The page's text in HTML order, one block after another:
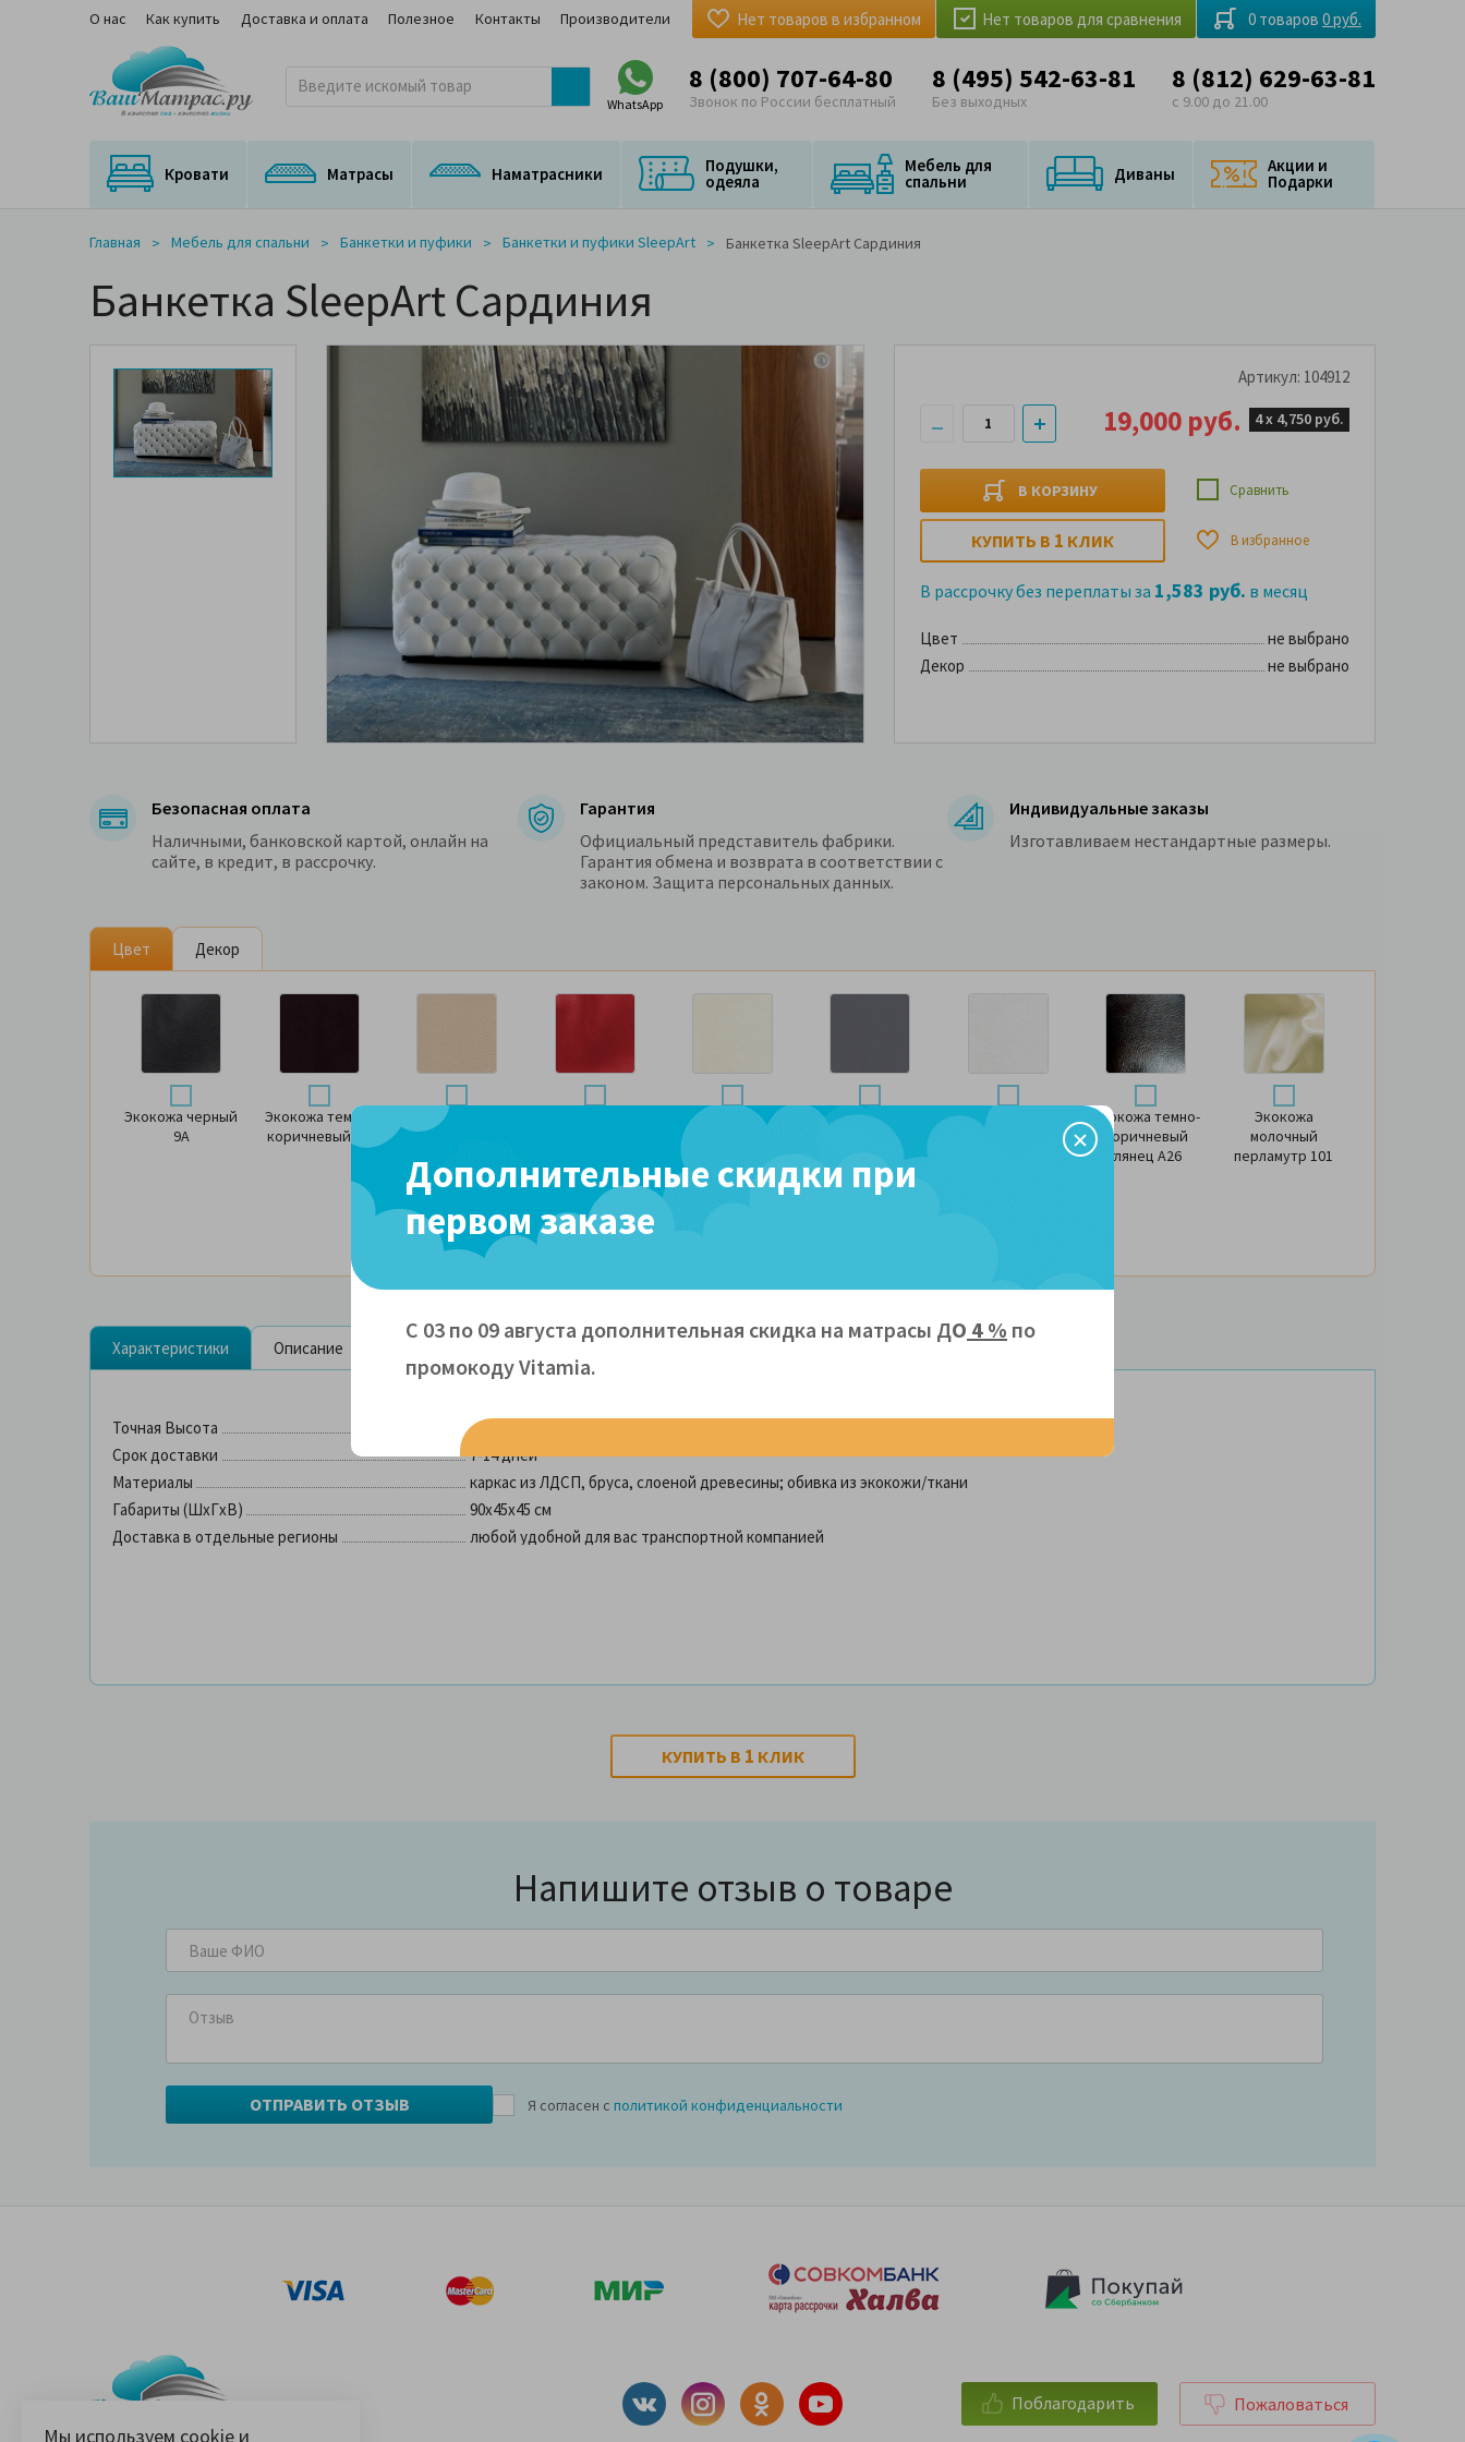
О нас Как купить Доставка и оплата Полезное Контакты Производители Нет товаров для сравнения
Нет товаров в избранном 0 товаров 0 руб.
WhatsApp
8 (800) 707-64-80
Звонок по России бесплатный
8 (495) 542-63-81
Без выходных
8 (812) 629-63-81
с 9.00 до 21.00
Кровати Матрасы Наматрасники Подушки,
одеяла
Мебель для
спальни Диваны Акции и
Подарки
Главная Мебель для спальни Банкетки и пуфики Банкетки и пуфики SleepArt Банкетка SleepArt Сардиния
Банкетка SleepArt Сардиния
Артикул: 104912
19,000 руб. 4 х 4,750 руб.
В КОРЗИНУ Сравнить
В избранное
КУПИТЬ В 1 КЛИК
В рассрочку без переплаты за 1,583 руб. в месяц
Цвет
не выбрано
Декор
не выбрано
Безопасная оплата
Наличными, банковской картой, онлайн на
сайте, в кредит, в рассрочку.
Гарантия
Официальный представитель фабрики.
Гарантия обмена и возврата в соответствии с
законом. Защита персональных данных.
Индивидуальные заказы
Изготавливаем нестандартные размеры.
Цвет Декор
Экокожа черный
9А
Экокожа темно-
коричневый А8
Экокожа
бежевый А12
Экокожа
молочный EL-3
Экокожа серый
Экокожа белый
Экокожа темно-
коричневый
глянец А26
Экокожа
молочный
перламутр 101
Показать все
Характеристики Описание Доставка и оплата
Точная Высота
45 см
Срок доставки
7-14 дней
Материалы
каркас из ЛДСП, бруса, слоеной древесины; обивка из экокожи/ткани
Габариты (ШхГхВ)
90х45х45 см
Доставка в отдельные регионы
любой удобной для вас транспортной компанией
КУПИТЬ В 1 КЛИК
Напишите отзыв о товаре
Я согласен с политикой конфиденциальности
Поблагодарить Пожаловаться
Дополнительные скидки при
первом заказе
С 03 по 09 августа дополнительная скидка на матрасы ДО 4 % по
промокоду Vitamiа.
Мы используем cookie и